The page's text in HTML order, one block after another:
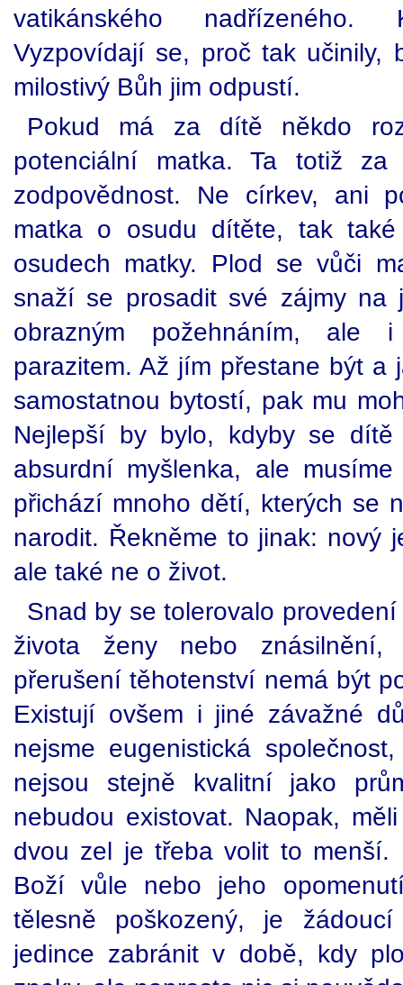
vatikánského
Vyzpovídají se, proč tak učinily,
milostivý Bůh jim odpustí.
Pokud má za dítě někdo
potenciální matka. Ta totiž
zodpovědnost. Ne církev, ani
matka o osudu dítěte, tak
osudech matky. Plod se vůči
snaží se prosadit své zájmy na
obrazným požehnáním, ale i
parazitem. Až jím přestane být a
samostatnou bytostí, pak mu
Nejlepší by bylo, kdyby se
absurdní myšlenka, ale
přichází mnoho dětí, kterých se
narodit. Řekněme to jinak: nový
ale také ne o život.
Snad by se tolerovalo
života ženy nebo
přerušení těhotenství nemá být
Existují ovšem i jiné závažné
nejsme eugenistická
nejsou stejně kvalitní jako
nebudou existovat. Naopak,
dvou zel je třeba volit to menší.
Boží vůle nebo jeho
tělesně poškozený, je
jedince zabránit v době, kdy